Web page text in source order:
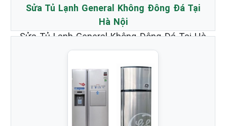
Sửa Tủ Lạnh General Không Đông Đá Tại
Hà Nội
Sửa Tủ Lạnh General Không Đông Đá Tại Hà
Nội _ Chuyên nhận Bảo Hành & Sửa Chữa
Tủ Lạnh Hãng General chất lượng nhất.
Xem chi tiết...